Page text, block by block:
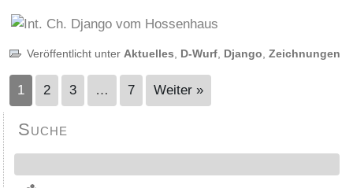
Veröffentlicht unter Aktuelles, D-Wurf, Django,Zeichnungen
1 2 3 … 7 Weiter »
Suche